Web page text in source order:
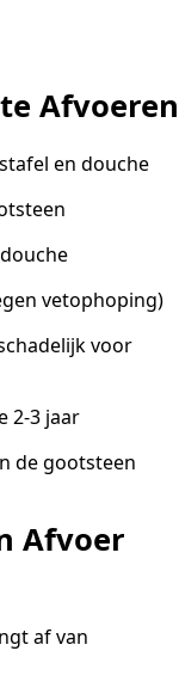
Afvoeren
en douche
vetophoping)
voor
2-3 jaar
de gootsteen
Afvoer
af van